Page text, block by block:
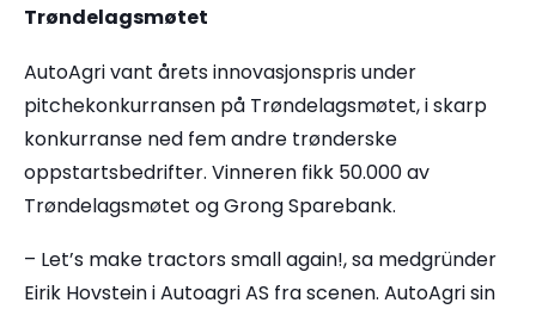
Trøndelagsmøtet
AutoAgri vant årets innovasjonspris under
pitchekonkurransen på Trøndelagsmøtet, i skarp
konkurranse ned fem andre trønderske
oppstartsbedrifter. Vinneren fikk 50.000 av
Trøndelagsmøtet og Grong Sparebank.
– Let’s make tractors small again!, sa medgründer
Eirik Hovstein i Autoagri AS fra scenen. AutoAgri sin